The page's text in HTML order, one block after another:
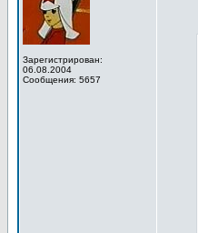
Зарегистрирован:
06.08.2004
Сообщения: 5657